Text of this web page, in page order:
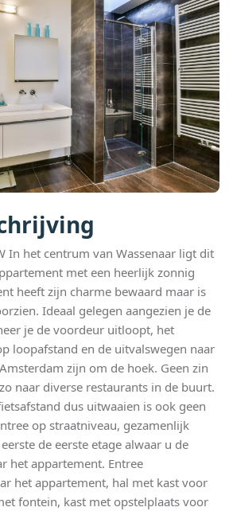
In het centrum van Wassenaar ligt dit
met een heerlijk zonnig
heeft zijn charme bewaard maar is
Ideaal gelegen aangezien je de
je de voordeur uitloopt, het
loopafstand en de uitvalswegen naar
zijn om de hoek. Geen zin
naar diverse restaurants in de buurt.
dus uitwaaien is ook geen
op straatniveau, gezamenlijk
de eerste etage alwaar u de
het appartement. Entree
het appartement, hal met kast voor
fontein, kast met opstelplaats voor